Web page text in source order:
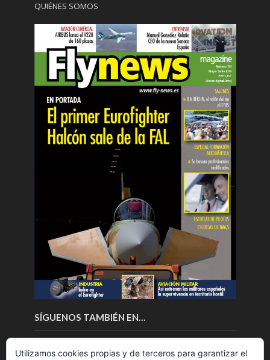
QUIÉNES SOMOS
SÍGUENOS TAMBIÉN EN…
Utilizamos cookies propias y de terceros para garantizar el